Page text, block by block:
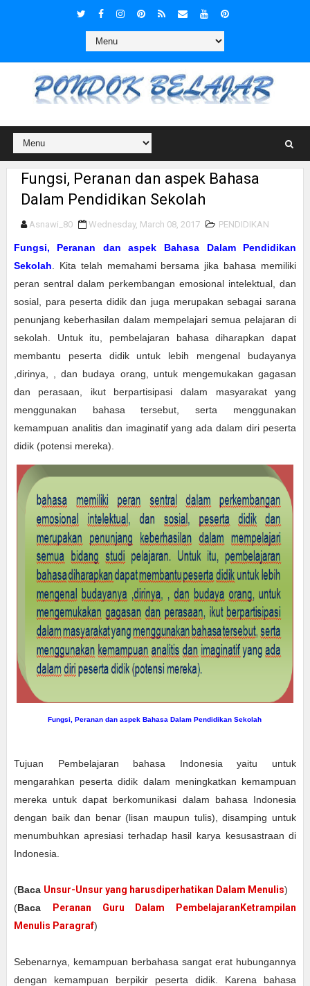
Fungsi, Peranan dan aspek Bahasa
Dalam Pendidikan Sekolah
Asnawi_80 Wednesday, March 08, 2017 PENDIDIKAN
Fungsi, Peranan dan aspek Bahasa Dalam Pendidikan
Sekolah . Kita telah memahami bersama jika bahasa memiliki
peran sentral dalam perkembangan emosional intelektual, dan
sosial, para peserta didik dan juga merupakan sebagai sarana
penunjang keberhasilan dalam mempelajari semua pelajaran di
sekolah. Untuk itu, pembelajaran bahasa diharapkan dapat
membantu peserta didik untuk lebih mengenal budayanya
,dirinya, , dan budaya orang, untuk mengemukakan gagasan
dan perasaan, ikut berpartisipasi dalam masyarakat yang
menggunakan bahasa tersebut, serta menggunakan
kemampuan analitis dan imaginatif yang ada dalam diri peserta
didik (potensi mereka).
Fungsi, Peranan dan aspek Bahasa Dalam Pendidikan Sekolah
Tujuan Pembelajaran bahasa Indonesia yaitu untuk
mengarahkan peserta didik dalam meningkatkan kemampuan
mereka untuk dapat berkomunikasi dalam bahasa Indonesia
dengan baik dan benar (lisan maupun tulis), disamping untuk
menumbuhkan apresiasi terhadap hasil karya kesusastraan di
Indonesia.
(Baca Unsur-Unsur yang harusdiperhatikan Dalam Menulis)
(Baca
Peranan Guru Dalam PembelajaranKetrampilan
Menulis Paragraf)
Sebenarnya, kemampuan berbahasa sangat erat hubungannya
dengan kemampuan berpikir peserta didik. Karena bahasa